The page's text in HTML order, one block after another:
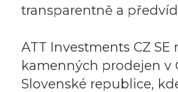
transparentně a
ATT Investments CZ SE
kamenných prodejen v
Slovenské republice,